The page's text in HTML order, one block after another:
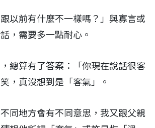
跟以前有什麼不一樣嗎？」與寡言或
，需要多一點耐心。
總算有了答案：「你現在說話很客
，真沒想到是「客氣」。
不同地方會有不同意思，我又跟父親